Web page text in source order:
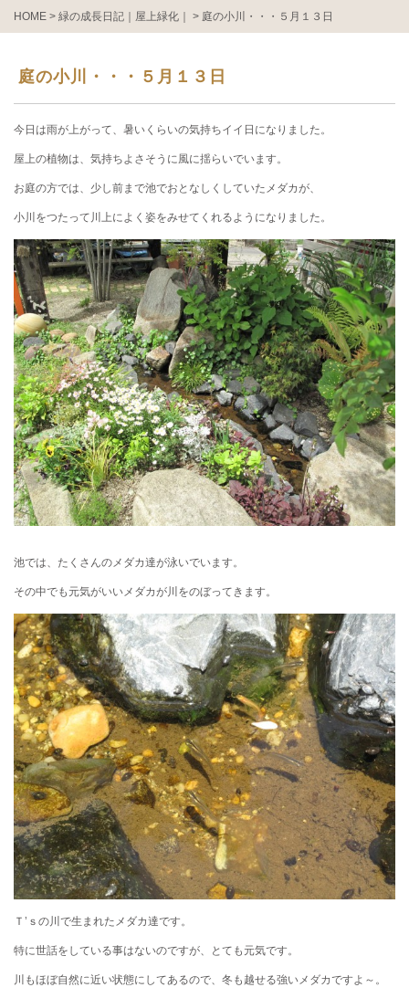
HOME > 緑の成長日記｜屋上緑化｜ > 庭の小川・・・５月１３日
庭の小川・・・５月１３日
今日は雨が上がって、暑いくらいの気持ちイイ日になりました。
屋上の植物は、気持ちよさそうに風に揺らいでいます。
お庭の方では、少し前まで池でおとなしくしていたメダカが、
小川をつたって川上によく姿をみせてくれるようになりました。
池では、たくさんのメダカ達が泳いでいます。
その中でも元気がいいメダカが川をのぼってきます。
Ｔ’ｓの川で生まれたメダカ達です。
特に世話をしている事はないのですが、とても元気です。
川もほぼ自然に近い状態にしてあるので、冬も越せる強いメダカですよ～。